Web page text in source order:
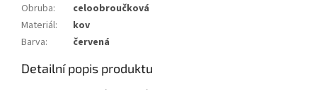
Obruba:
celoobroučková
Materiál:
kov
Barva: červená
Detailní popis produktu